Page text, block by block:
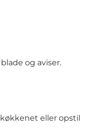
og aviser.
eller opstil